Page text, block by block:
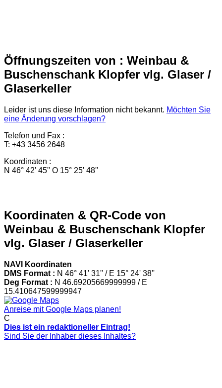
Öffnungszeiten von : Weinbau &
Buschenschank Klopfer vlg. Glaser /
Glaserkeller
Leider ist uns diese Information nicht bekannt. Möchten Sie
eine Änderung vorschlagen?
Telefon und Fax :
T: +43 3456 2648
Koordinaten :
N 46° 42' 45'' O 15° 25' 48''
Koordinaten & QR-Code von
Weinbau & Buschenschank Klopfer
vlg. Glaser / Glaserkeller
NAVI Koordinaten
DMS Format : N 46° 41' 31'' / E 15° 24' 38''
Deg Format : N 46.69205669999999 / E
15.410647599999947
Anreise mit Google Maps planen!
C
Dies ist ein redaktioneller Eintrag!
Sind Sie der Inhaber dieses Inhaltes?